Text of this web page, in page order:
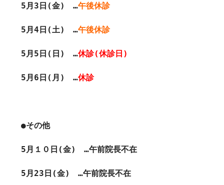
5月3日(金) …午後休診
5月4日(土) …午後休診
5月5日(日) …休診(休診日)
5月6日(月) …休診
●その他
5月１０日(金) …午前院長不在
5月23日(金) …午前院長不在